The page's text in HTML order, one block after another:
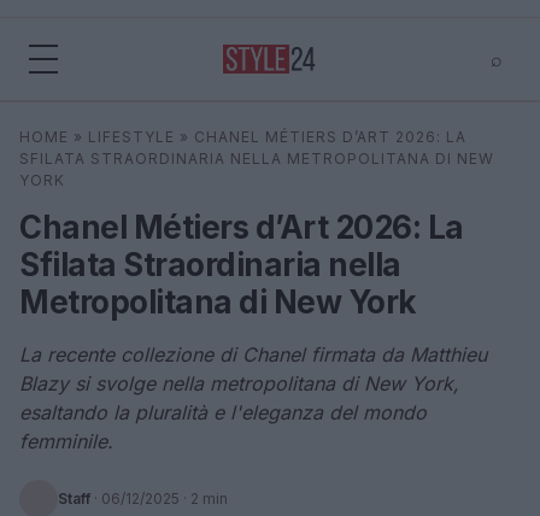
⌕
Cerca ⌕
HOME » LIFESTYLE » CHANEL MÉTIERS D’ART 2026: LA
SFILATA STRAORDINARIA NELLA METROPOLITANA DI NEW
YORK
Chanel Métiers d’Art 2026: La
Sfilata Straordinaria nella
Metropolitana di New York
La recente collezione di Chanel firmata da Matthieu
Blazy si svolge nella metropolitana di New York,
esaltando la pluralità e l'eleganza del mondo
femminile.
Staff · 06/12/2025 · 2 min